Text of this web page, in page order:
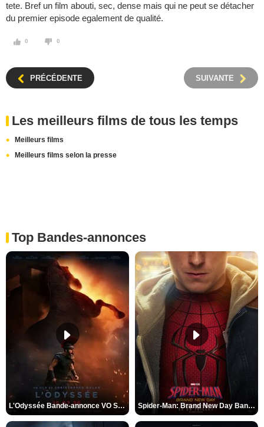
tete. Bref un film abouti, sec, dense mais qui ne peut se détacher
du premier episode egalement de qualité.
0 0
PRÉCÉDENTE SUIVANTE
Les meilleurs films de tous les temps
Meilleurs films
Meilleurs films selon la presse
Top Bandes-annonces
L'Odyssée Bande-annonce VO STFR Spider-Man: Brand New Day Bande-annonce VO STFR